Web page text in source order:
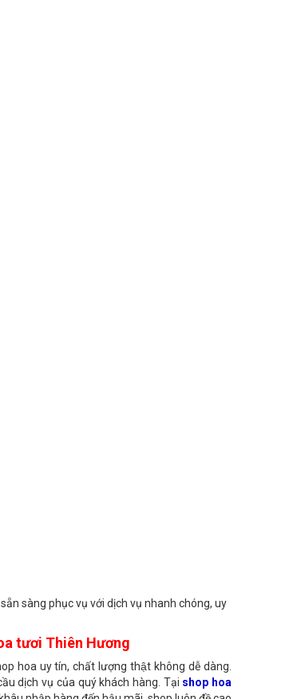
tươi Thiên Hương
hoa uy tín, chất lượng thật không dễ dàng.